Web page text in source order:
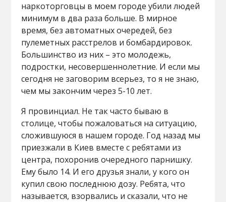
наркоторговцы в моем городе убили людей
минимум в два раза больше. В мирное
время, без автоматных очередей, без
пулеметных расстрелов и бомбардировок.
Большинство из них – это молодежь,
подростки, несовершеннолетние. И если мы
сегодня не заговорим всерьез, то я не знаю,
чем мы закончим через 5-10 лет.
Я провинциал. Не так часто бываю в
столице, чтобы пожаловаться на ситуацию,
сложившуюся в нашем городе. Год назад мы
приезжали в Киев вместе с ребятами из
центра, похоронив очередного парнишку.
Ему было 14. И его друзья знали, у кого он
купил свою последнюю дозу. Ребята, что
называется, взорвались и сказали, что не